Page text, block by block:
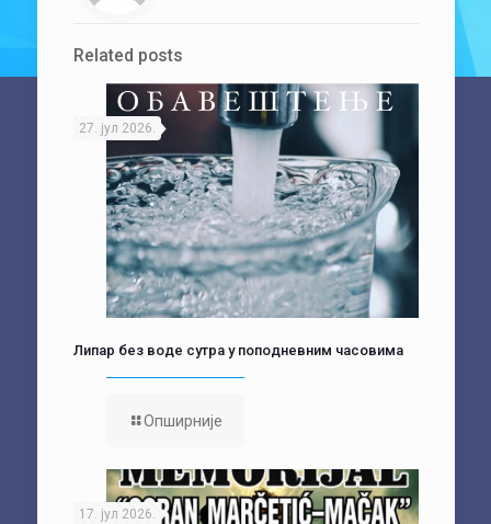
Related posts
27. јул 2026.
Липар без воде сутра у поподневним часовима
Опширније
17. јул 2026.